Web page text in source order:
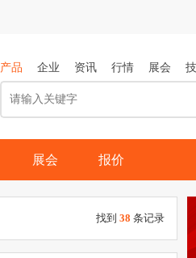
产品 企业 资讯 行情 展会
展会 报价
找到 38 条记录